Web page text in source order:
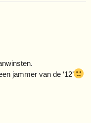
jammer van de ‘12’